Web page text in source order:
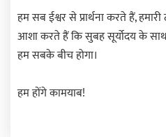
हम सब ईश्वर से प्रार्थना करते हैं,
आशा करते हैं कि सुबह सूर्योदय के साथ
हम सबके बीच होगा।
हम होंगे कामयाब!